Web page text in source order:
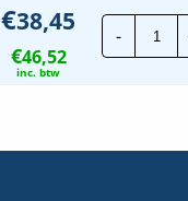
€38,45
€46,52
inc. btw
-
LED